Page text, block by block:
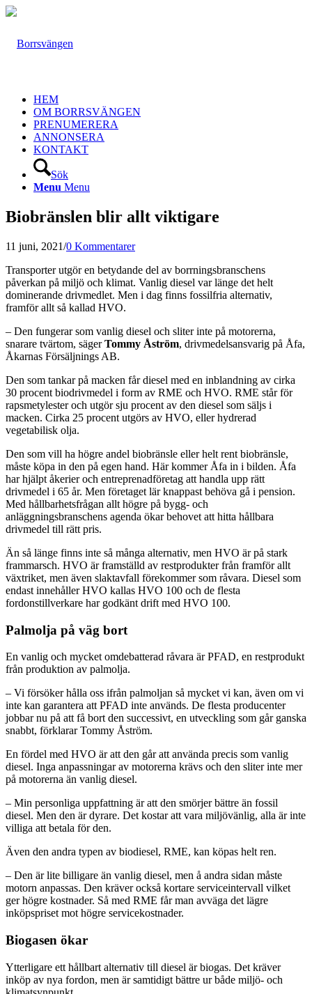
HEM
OM BORRSVÄNGEN
PRENUMERERA
ANNONSERA
KONTAKT
Sök
Menu Menu
Biobränslen blir allt viktigare
11 juni, 2021/0 Kommentarer
Transporter utgör en betydande del av borrningsbranschens
påverkan på miljö och klimat. Vanlig diesel var länge det helt
dominerande drivmedlet. Men i dag finns fossilfria alternativ,
framför allt så kallad HVO.
– Den fungerar som vanlig diesel och sliter inte på motorerna,
snarare tvärtom, sägerTommy Åström, drivmedelsansvarig på Åfa,
Åkarnas Försäljnings AB.
Den som tankar på macken får diesel med en inblandning av cirka
30 procent biodrivmedel i form av RME och HVO. RME står för
rapsmetylester och utgör sju procent av den diesel som säljs i
macken. Cirka 25 procent utgörs av HVO, eller hydrerad
vegetabilisk olja.
Den som vill ha högre andel biobränsle eller helt rent biobränsle,
måste köpa in den på egen hand. Här kommer Åfa in i bilden. Åfa
har hjälpt åkerier och entreprenadföretag att handla upp rätt
drivmedel i 65 år. Men företaget lär knappast behöva gå i pension.
Med hållbarhetsfrågan allt högre på bygg- och
anläggningsbranschens agenda ökar behovet att hitta hållbara
drivmedel till rätt pris.
Än så länge finns inte så många alternativ, men HVO är på stark
frammarsch. HVO är framställd av restprodukter från framför allt
växtriket, men även slaktavfall förekommer som råvara. Diesel som
endast innehåller HVO kallas HVO 100 och de flesta
fordonstillverkare har godkänt drift med HVO 100.
Palmolja på väg bort
En vanlig och mycket omdebatterad råvara är PFAD, en restprodukt
från produktion av palmolja.
– Vi försöker hålla oss ifrån palmoljan så mycket vi kan, även om vi
inte kan garantera att PFAD inte används. De flesta producenter
jobbar nu på att få bort den successivt, en utveckling som går ganska
snabbt, förklarar Tommy Åström.
En fördel med HVO är att den går att använda precis som vanlig
diesel. Inga anpassningar av motorerna krävs och den sliter inte mer
på motorerna än vanlig diesel.
– Min personliga uppfattning är att den smörjer bättre än fossil
diesel. Men den är dyrare. Det kostar att vara miljövänlig, alla är inte
villiga att betala för den.
Även den andra typen av biodiesel, RME, kan köpas helt ren.
– Den är lite billigare än vanlig diesel, men å andra sidan måste
motorn anpassas. Den kräver också kortare serviceintervall vilket
ger högre kostnader. Så med RME får man avväga det lägre
inköpspriset mot högre servicekostnader.
Biogasen ökar
Ytterligare ett hållbart alternativ till diesel är biogas. Det kräver
inköp av nya fordon, men är samtidigt bättre ur både miljö- och